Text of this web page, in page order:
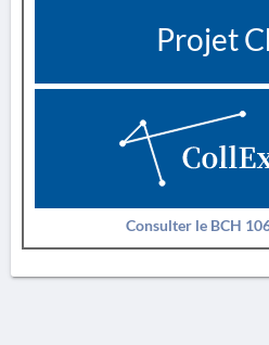
Projet
Consulter le BCH